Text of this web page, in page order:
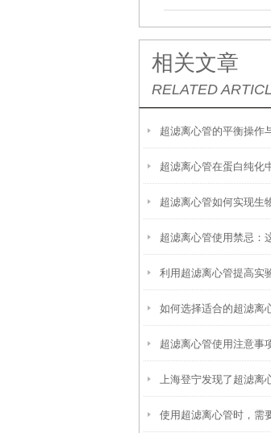
相关文章
RELATED
超滤离心管的平衡操作
匹配指南
超滤离心管在蛋白纯化
超滤离心管如何实现生
理
超滤离心管使用禁忌：
能错过
利用超滤离心管提高实
如何选择适合的超滤离
超滤离心管使用注意事
上海登宁发现了超滤离
之间的小秘密
使用超滤离心管时，需